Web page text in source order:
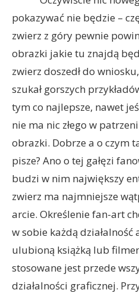
pokazywać nie będzie –
zwierz z góry pewnie
obrazki jakie tu znajdą
zwierz doszedł do
szukał gorszych
tym co najlepsze, nawet
nie ma nic złego w
obrazki. Dobrze a o czym
pisze? Ano o tej gałęzi
budzi w nim największy
zwierz ma najmniejsze
arcie. Określenie fan-art
w sobie każdą
ulubioną książką lub
stosowane jest przede
działalności graficznej.